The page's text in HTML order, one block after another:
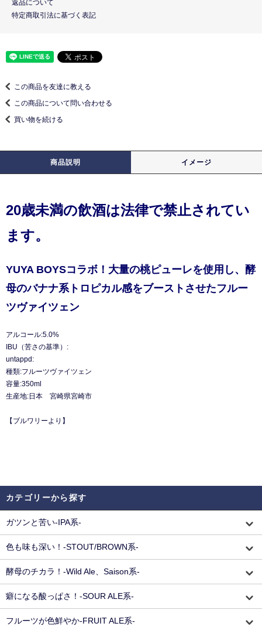
返品について
特定商取引法に基づく表記
この商品を友達に教える
この商品について問い合わせる
買い物を続ける
商品説明 イメージ
20歳未満の飲酒は法律で禁止されてい
ます。
YUYA BOYSコラボ！大量の桃ピューレを使用し、酵
母のバナナ系トロピカル感をブーストさせたフルー
ツヴァイツェン
アルコール:5.0%
IBU（苦さの基準）:
untappd:
種類:フルーツヴァイツェン
容量:350ml
生産地:日本 宮崎県宮崎市
【ブルワリーより】
カテゴリーから探す
ガツンと苦い-IPA系-
色も味も深い！-STOUT/BROWN系-
酵母のチカラ！-Wild Ale、Saison系-
癖になる酸っぱさ！-SOUR ALE系-
フルーツが色鮮やか-FRUIT ALE系-